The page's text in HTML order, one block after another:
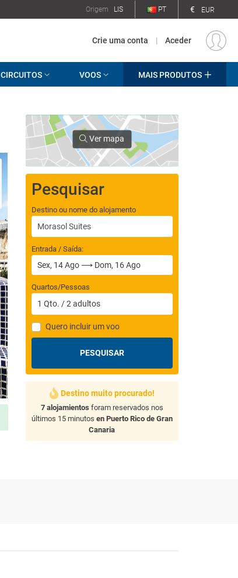
Origem LIS PT € EUR
Crie uma conta | Aceder
CIRCUITOS VOOS MAIS PRODUTOS
Ver mapa
Pesquisar
Destino ou nome do alojamento
Entrada / Saída:
Quartos/Pessoas
1 Qto. /2 adultos
Quero incluir um voo
PESQUISAR
Destino muito procurado!
7 alojamientos foram reservados nos
últimos 15 minutos en Puerto Rico de Gran
Canaria